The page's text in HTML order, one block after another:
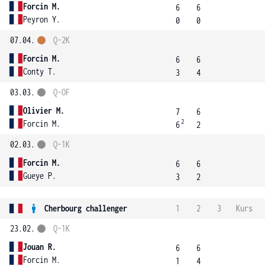
Forcin M.
Peyron Y.
6
0
6
0
07.04.
Forcin M.
Conty T.
Q-2K
6
3
6
4
03.03.
Olivier M.
Forcin M.
Q-OF
7
62
6
2
02.03.
Forcin M.
Gueye P.
Q-1K
6
3
6
2
Cherbourg challenger 1 2 3
Kurs
23.02.
Jouan R.
Forcin M.
Q-1K
6
1
6
4